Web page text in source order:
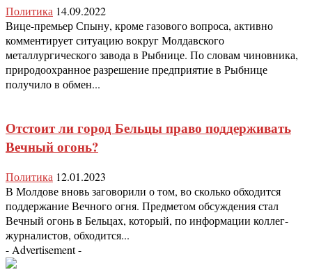
Политика 14.09.2022
Вице-премьер Спыну, кроме газового вопроса, активно
комментирует ситуацию вокруг Молдавского
металлургического завода в Рыбнице. По словам чиновника,
природоохранное разрешение предприятие в Рыбнице
получило в обмен...
Отстоит ли город Бельцы право поддерживать
Вечный огонь?
Политика 12.01.2023
В Молдове вновь заговорили о том, во сколько обходится
поддержание Вечного огня. Предметом обсуждения стал
Вечный огонь в Бельцах, который, по информации коллег-
журналистов, обходится...
- Advertisement -